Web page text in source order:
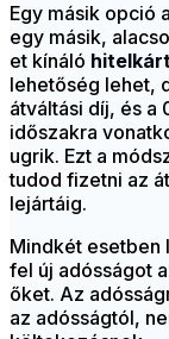
Egy másik opció
egy másik,
et kínáló
lehetőség lehet,
átváltási díj, és a
időszakra
ugrik. Ezt a
tudod fizetni az
lejártáig.
Mindkét esetben
fel új adósságot
őket. Az
az adósságtól,